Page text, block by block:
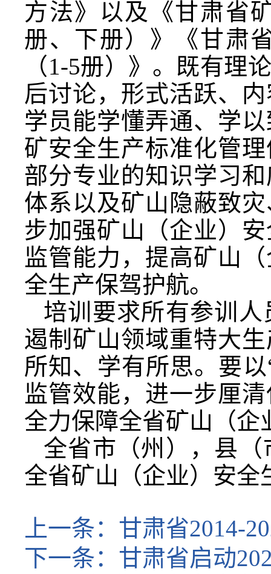
方法》以及《甘肃省
册、下册）》《甘肃
（1-5册）》。既有理
后讨论，形式活跃、
学员能学懂弄通、学
矿安全生产标准化管
部分专业的知识学习
体系以及矿山隐蔽致
步加强矿山（企业）
监管能力，提高矿山
全生产保驾护航。
培训要求所有参训
遏制矿山领域重特大
所知、学有所思。要
监管效能，进一步厘
全力保障全省矿山（企
全省市（州），县
全省矿山（企业）安全
上一条： 甘肃省2014-
下一条： 甘肃省启动